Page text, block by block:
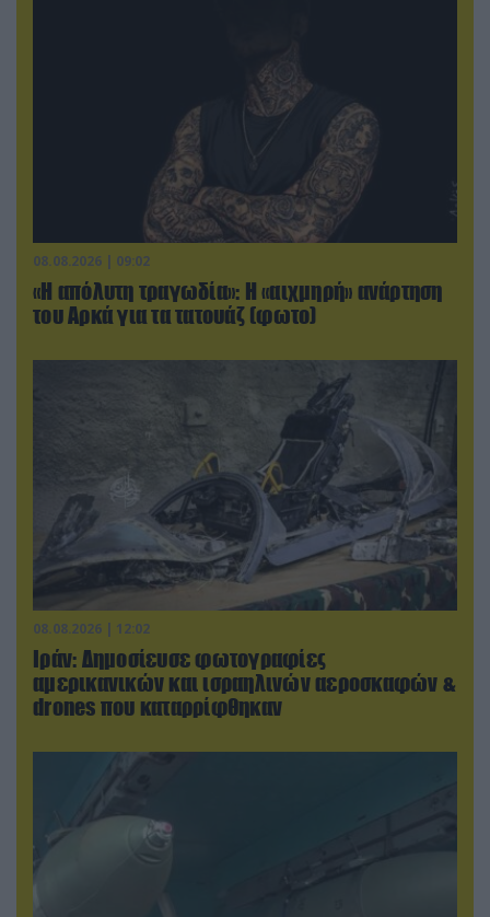
08.08.2026 | 09:02
«Η απόλυτη τραγωδία»: Η «αιχμηρή» ανάρτηση
του Αρκά για τα τατουάζ (φωτο)
08.08.2026 | 12:02
Ιράν: Δημοσίευσε φωτογραφίες
αμερικανικών και ισραηλινών αεροσκαφών &
drones που καταρρίφθηκαν